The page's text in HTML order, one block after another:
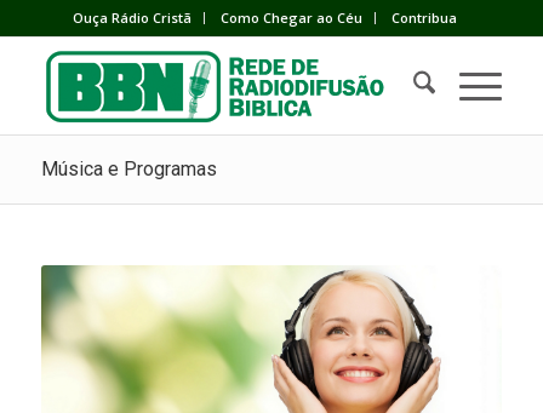
Ouça Rádio Cristã Como Chegar ao Céu Contribua
Música e Programas